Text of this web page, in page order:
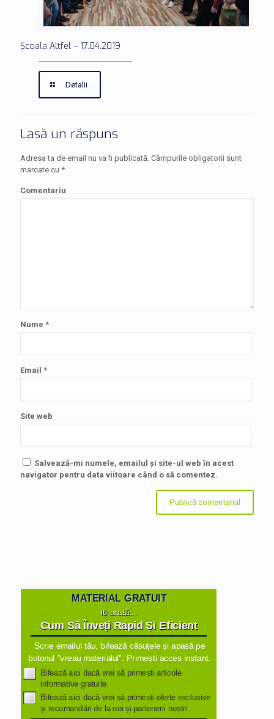
Școala Altfel – 17.04.2019
Detalii
Lasă un răspuns
Adresa ta de email nu va fi publicată. Câmpurile obligatorii sunt
marcate cu *
Comentariu
Nume *
Email *
Site web
Salvează-mi numele, emailul și site-ul web în acest
navigator pentru data viitoare când o să comentez.
Bifează aici dacă vrei să primești oferte exclusive
și recomandări de la noi și partenerii noștri
Bifează aici dacă vrei să primești articole
informative gratuite
iți arată...
Scrie emailul tău, bifează căsuțele și apasă pe
butonul "vreau materialul". Primești acces instant.
MATERIAL GRATUIT
Cum Să Înveți Rapid Și Eficient